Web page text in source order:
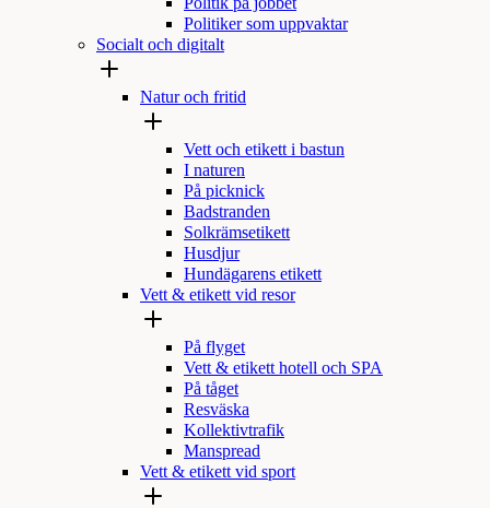
Politiker som uppvaktar
Socialt och digitalt
Natur och fritid
Vett och etikett i bastun
I naturen
På picknick
Badstranden
Solkrämsetikett
Husdjur
Hundägarens etikett
Vett & etikett vid resor
På flyget
Vett & etikett hotell och SPA
På tåget
Resväska
Kollektivtrafik
Manspread
Vett & etikett vid sport